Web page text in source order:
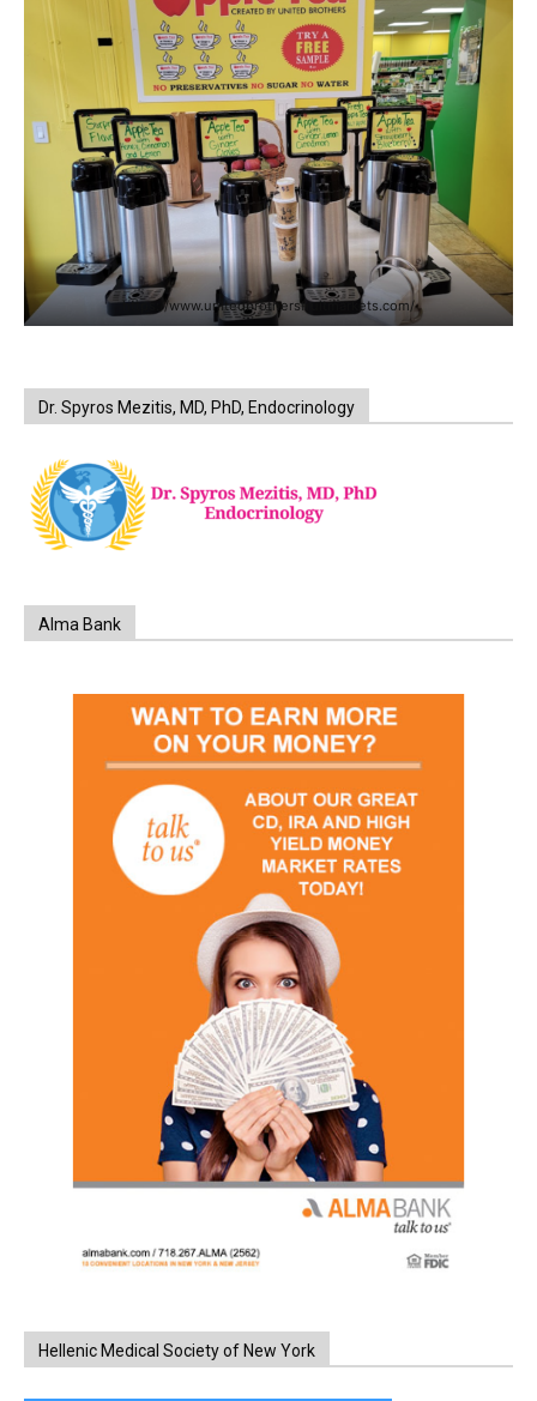
https://www.unitedbrothersfruitmarkets.com/
Dr. Spyros Mezitis, MD, PhD, Endocrinology
Alma Bank
Hellenic Medical Society of New York